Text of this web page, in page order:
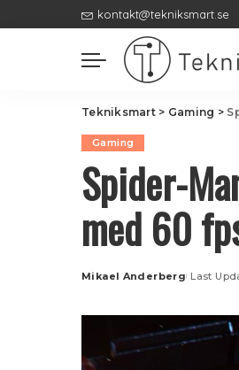
kontakt@tekniksmart.se
Tekniksmart> Gaming >
Gaming
Spider-
med 60
Posted
Mikael Anderberg Last